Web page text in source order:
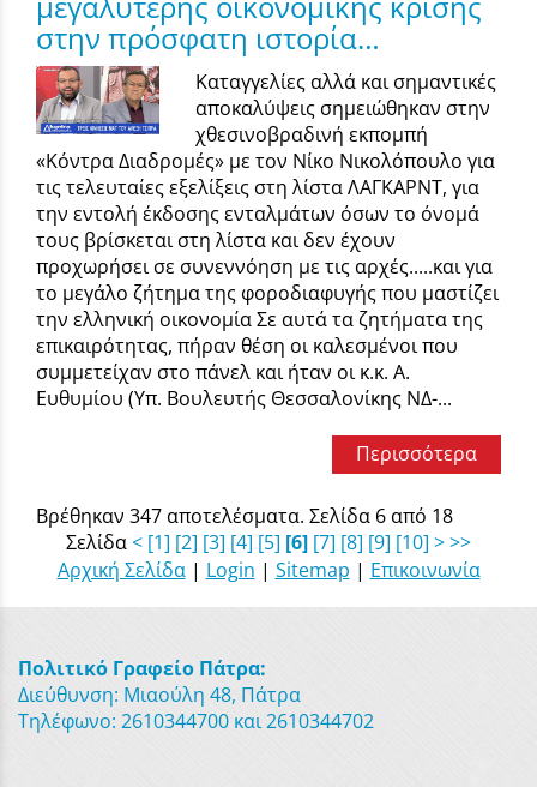
στην πρόσφατη ιστορία…
Καταγγελίες αλλά και σημαντικές
αποκαλύψεις σημειώθηκαν στην
χθεσινοβραδινή εκπομπή
«Κόντρα Διαδρομές» με τον Νίκο Νικολόπουλο για
τις τελευταίες εξελίξεις στη λίστα ΛΑΓΚΑΡΝΤ, για
την εντολή έκδοσης ενταλμάτων όσων το όνομά
τους βρίσκεται στη λίστα και δεν έχουν
προχωρήσει σε συνεννόηση με τις αρχές.....και για
το μεγάλο ζήτημα της φοροδιαφυγής που μαστίζει
την ελληνική οικονομία Σε αυτά τα ζητήματα της
επικαιρότητας, πήραν θέση οι καλεσμένοι που
συμμετείχαν στο πάνελ και ήταν οι κ.κ. Α.
Ευθυμίου (Υπ. Βουλευτής Θεσσαλονίκης ΝΔ-...
Περισσότερα
Βρέθηκαν 347 αποτελέσματα. Σελίδα 6 από 18
Σελίδα< [1] [2] [3] [4] [5] [6] [7] [8] [9] [10] >>>
Αρχική Σελίδα| Login | Sitemap | Επικοινωνία
Πολιτικό Γραφείο Πάτρα:
Διεύθυνση: Μιαούλη 48, Πάτρα
Τηλέφωνο: 2610344700 και 2610344702